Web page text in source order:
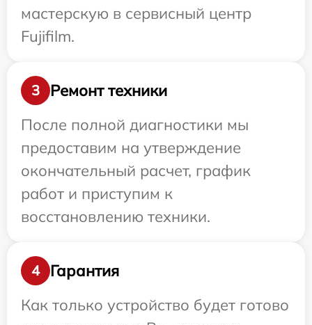
мастерскую в сервисный центр
Fujifilm.
3
Ремонт техники
После полной диагностики мы
предоставим на утверждение
окончательный расчет, график
работ и приступим к
восстановлению техники.
4
Гарантия
Как только устройство будет готово